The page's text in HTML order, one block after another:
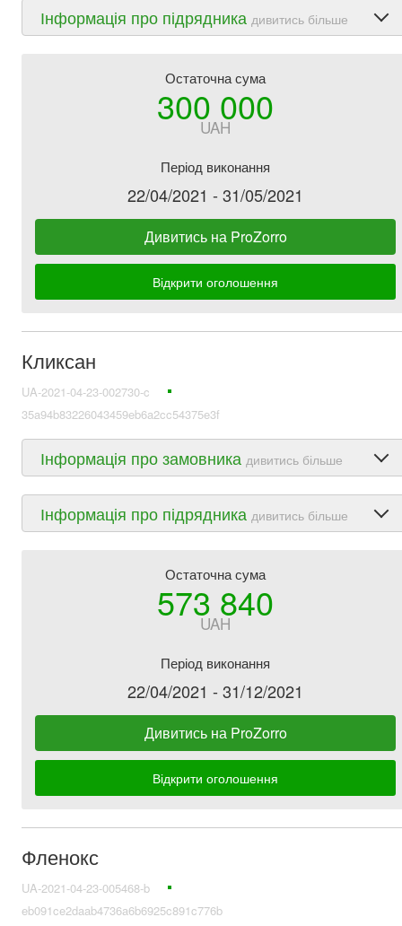
Інформація про підрядника дивитись більше
Остаточна сума
300 000
UAH
Період виконання
22/04/2021 - 31/05/2021
Дивитись на ProZorro
Відкрити оголошення
Кликсан
UA-2021-04-23-002730-c
35a94b83226043459eb6a2cc54375e3f
Інформація про замовника дивитись більше
Інформація про підрядника дивитись більше
Остаточна сума
573 840
UAH
Період виконання
22/04/2021 - 31/12/2021
Дивитись на ProZorro
Відкрити оголошення
Фленокс
UA-2021-04-23-005468-b
eb091ce2daab4736a6b6925c891c776b